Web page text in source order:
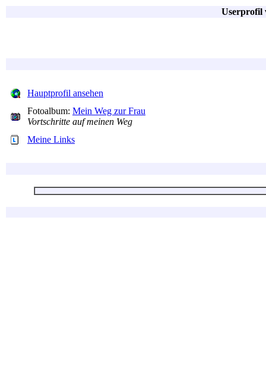
Userprofil
Hauptprofil ansehen
Fotoalbum: Mein Weg zur Frau
Vortschritte auf meinen Weg
Meine Links